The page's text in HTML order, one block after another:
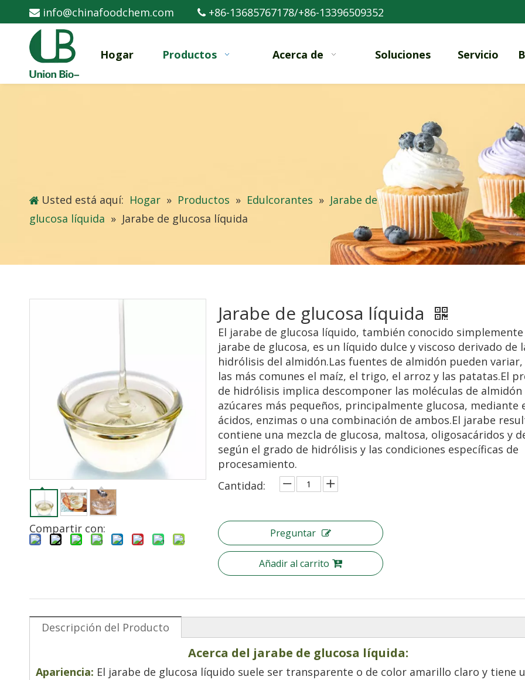
 info@chinafoodchem.com  +86-13685767178/+86-13396509352
Hogar Productos Acerca de Soluciones Servicio
Usted está aquí: Hogar » Productos » Edulcorantes » Jarabe de
glucosa líquida » Jarabe de glucosa líquida
Compartir con:
Jarabe de glucosa líquida
El jarabe de glucosa líquido, también conocido
jarabe de glucosa, es un líquido dulce y viscoso derivado de
hidrólisis del almidón.Las fuentes de almidón pueden variar,
las más comunes el maíz, el trigo, el arroz y las patatas.El
de hidrólisis implica descomponer las moléculas de almidón
azúcares más pequeños, principalmente glucosa, mediante
ácidos, enzimas o una combinación de ambos.El jarabe
contiene una mezcla de glucosa, maltosa, oligosacáridos y
según el grado de hidrólisis y las condiciones específicas de
procesamiento.
Cantidad:
Preguntar
Añadir al carrito
Descripción del Producto
Acerca del jarabe de glucosa líquida:
Apariencia: El jarabe de glucosa líquido suele ser transparente o de color amarillo claro y tiene